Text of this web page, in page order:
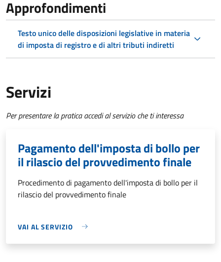
Approfondimenti
Testo unico delle disposizioni legislative in materia
di imposta di registro e di altri tributi indiretti
Servizi
Per presentare la pratica accedi al servizio che ti interessa
Pagamento dell'imposta di bollo per
il rilascio del provvedimento finale
Procedimento di pagamento dell'imposta di bollo per il
rilascio del provvedimento finale
VAI AL SERVIZIO